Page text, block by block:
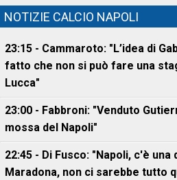
NOTIZIE CALCIO NAPOLI
23:15 - Cammaroto: "L’idea di
fatto che non si può fare una
Lucca"
23:00 - Fabbroni: "Venduto
mossa del Napoli"
22:45 - Di Fusco: "Napoli, c'è
Maradona, non ci sarebbe tutto